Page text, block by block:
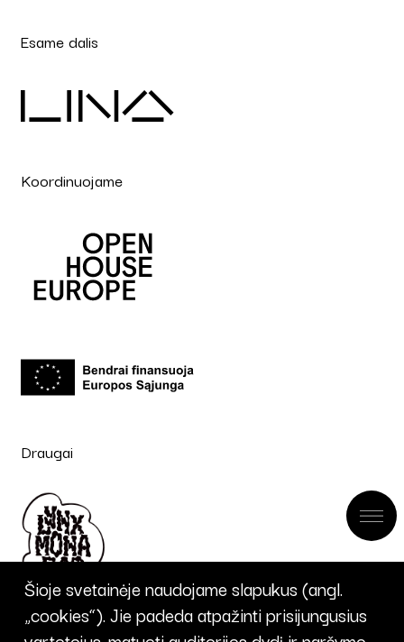
Esame dalis
Koordinuojame
Draugai
Šioje svetainėje naudojame slapukus (angl.
„cookies“). Jie padeda atpažinti prisijungusius